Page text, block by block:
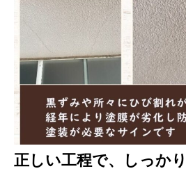
正しい工程で、しっか